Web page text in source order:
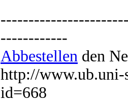
------------
Abbestellen den
http://www.ub.uni-
id=668